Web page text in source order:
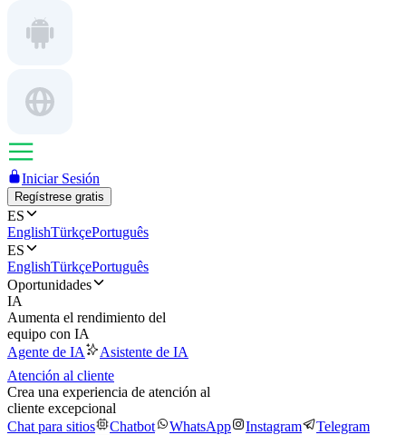
Iniciar Sesión
Regístrese gratis
ES
EnglishTürkçePortuguês
ES
EnglishTürkçePortuguês
Oportunidades
IA
Aumenta el rendimiento del
equipo con IA
Agente de IA
Asistente de IA
Atención al cliente
Crea una experiencia de atención al
cliente excepcional
Chat para sitios
Chatbot WhatsApp Instagram Telegram